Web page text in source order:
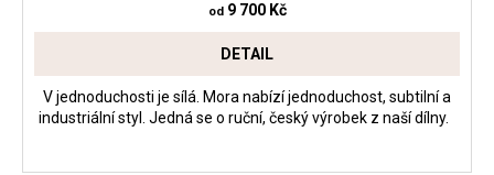
od9 700 Kč
DETAIL
V jednoduchosti je sílá. Mora nabízí jednoduchost, subtilní a
industriální styl. Jedná se o ruční, český výrobek z naší dílny.